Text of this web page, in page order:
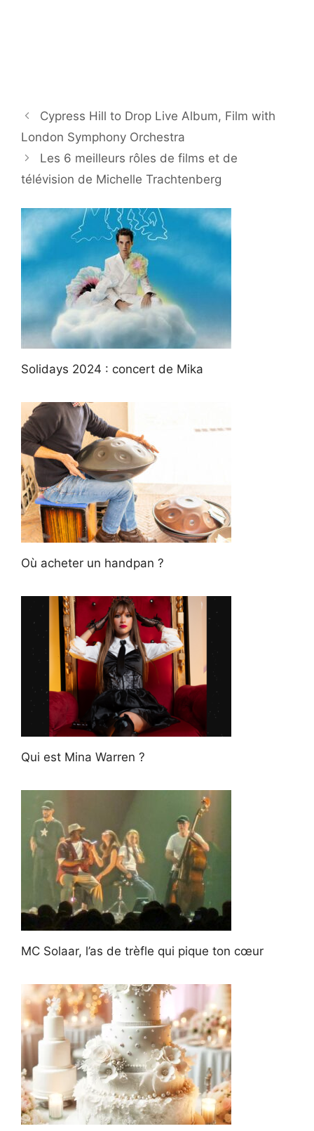
Cypress Hill to Drop Live Album, Film with
London Symphony Orchestra
Les 6 meilleurs rôles de films et de
télévision de Michelle Trachtenberg
Solidays 2024 : concert de Mika
Où acheter un handpan ?
Qui est Mina Warren ?
MC Solaar, l’as de trèfle qui pique ton cœur